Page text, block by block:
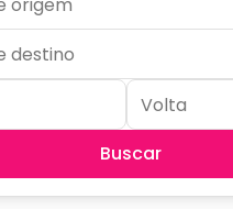
Buscar